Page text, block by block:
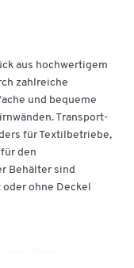
aus hochwertigem
zahlreiche
und bequeme
Transport-
für Textilbetriebe,
den
Behälter sind
ohne Deckel
geschlossen